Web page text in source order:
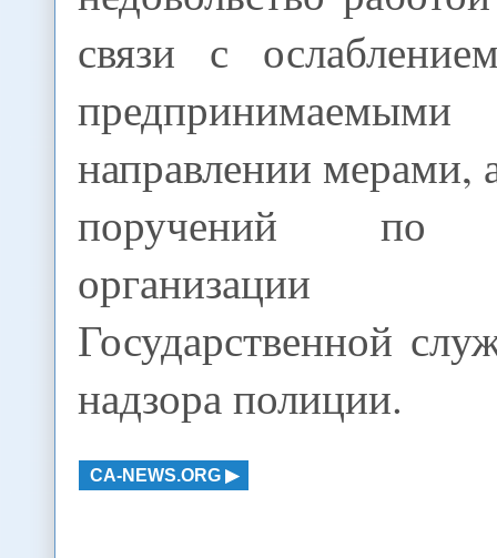
связи с
направлении мерами,
поручений по
Государственной
надзора полиции.
CA-NEWS.ORG